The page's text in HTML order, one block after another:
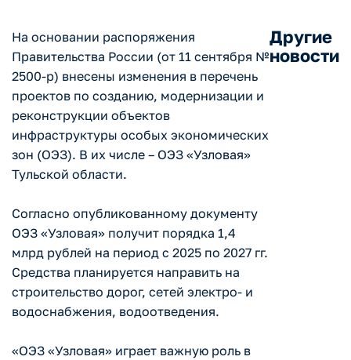
На основании распоряжения
Правительства России (от 11 сентября №
2500-р) внесены изменения в перечень
проектов по созданию, модернизации и
реконструкции объектов
инфраструктуры особых экономических
зон (ОЭЗ). В их числе – ОЭЗ «Узловая»
Тульской области.
Согласно опубликованному документу
ОЭЗ «Узловая» получит порядка 1,4
млрд рублей на период с 2025 по 2027 гг.
Средства планируется направить на
строительство дорог, сетей электро- и
водоснабжения, водоотведения.
«ОЭЗ «Узловая» играет важную роль в
Другие
новости